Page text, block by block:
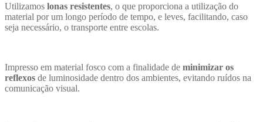
Utilizamos lonas resistentes, o que proporciona a utilização do
material por um longo período de tempo, e leves, facilitando, caso
seja necessário, o transporte entre escolas.
Impresso em material fosco com a finalidade de minimizar os
reflexos de luminosidade dentro dos ambientes, evitando ruídos na
comunicação visual.